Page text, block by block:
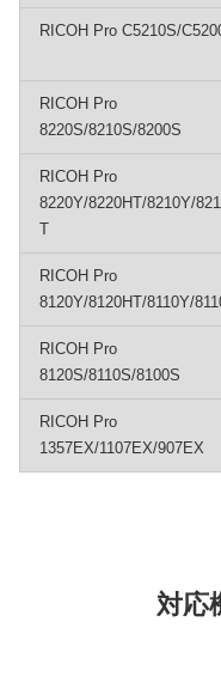
RICOH Pro C5210S/
RICOH Pro
8220S/8210S/8200S
RICOH Pro
8220Y/8220HT/8210Y/
T
RICOH Pro
8120Y/8120HT/8110Y/
RICOH Pro
8120S/8110S/8100S
RICOH Pro
1357EX/1107EX/907EX
対応